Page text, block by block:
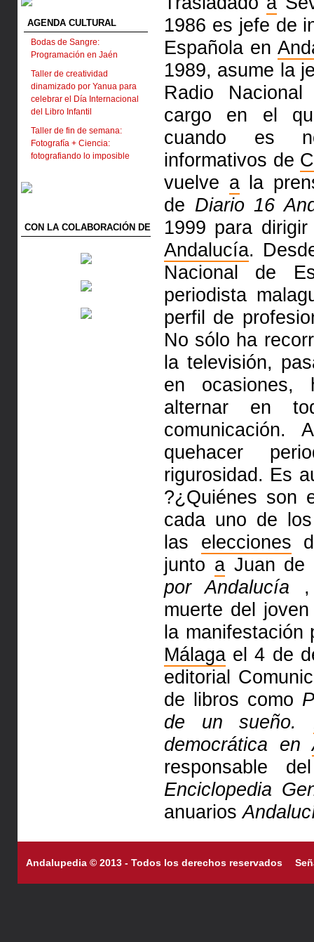
AGENDA CULTURAL
Bodas de Sangre:
Programación en Jaén
Taller de creatividad
dinamizado por Yanua para
celebrar el Día Internacional
del Libro Infantil
Taller de fin de semana:
Fotografía + Ciencia:
fotografiando lo imposible
CON LA COLABORACIÓN DE
1986 es jefe de
Española en
1989, asume la
Radio
cargo en el
cuando es
informativos de
vuelve ala
de Diario 16
1999 para
Andalucía.
Nacional de
periodista
perfil de
No sólo ha
la televisión,
en ocasiones,
alternar en
comunicación.
quehacer
rigurosidad. Es
?¿Quiénes son
cada uno de
las elecciones
junto aJuan de
por Andalucía ,
muerte del
la manifestación
Málaga el 4 de
editorial
de libros como
de un sueño.
democrática en
responsable
Enciclopedia
anuarios
Andalupedia © 2013 - Todos los derechos reservados